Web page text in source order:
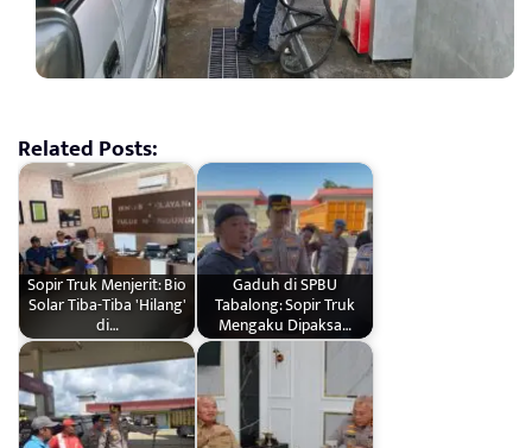
Related Posts:
Sopir Truk Menjerit: Bio
Solar Tiba-Tiba 'Hilang'
di…
Gaduh di SPBU
Tabalong: Sopir Truk
Mengaku Dipaksa…